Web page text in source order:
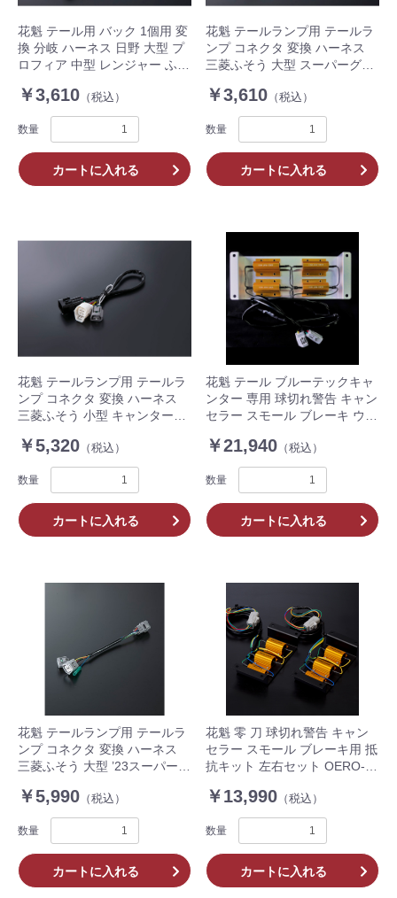
花魁 テール用 バック 1個用 変
換 分岐 ハーネス 日野 大型 プ
ロフィア 中型 レンジャー ふそ
ター 2500mm OBH-HFLM-
ML1L 1個入
￥3,610 （税込）
数量
カートに入れる
花魁 テールランプ用 テールラ
ンプ コネクタ 変換 ハーネス
三菱ふそう 大型 スーパーグレ
L 左右 2個入 トラック
￥3,610 （税込）
数量
カートに入れる
花魁 テールランプ用 テールラ
ンプ コネクタ 変換 ハーネス
三菱ふそう 小型 キャンター
ク
￥5,320 （税込）
数量
カートに入れる
花魁 テール ブルーテックキャ
ンター 専用 球切れ警告 キャン
セラー スモール ブレーキ ウィ
OERO-04CT
￥21,940 （税込）
数量
カートに入れる
花魁 テールランプ用 テールラ
ンプ コネクタ 変換 ハーネス
三菱ふそう 大型 ’23スーパーグ
FLS-L3 左右 2個入 トラック
￥5,990 （税込）
数量
カートに入れる
花魁 零 刀 球切れ警告 キャン
セラー スモール ブレーキ用 抵
抗キット 左右セット OERO-
￥13,990 （税込）
数量
カートに入れる